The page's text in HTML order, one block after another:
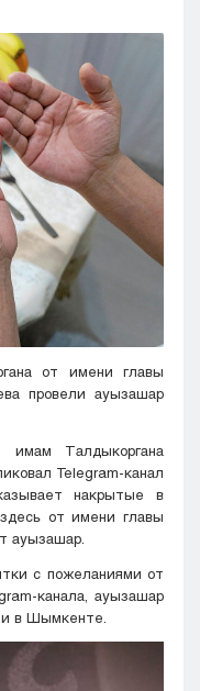
от имени главы
провели ауызашар
имам Талдыкоргана
Telegram-канал
накрытые в
от имени главы
ауызашар.
с пожеланиями от
канала, ауызашар
и в Шымкенте.